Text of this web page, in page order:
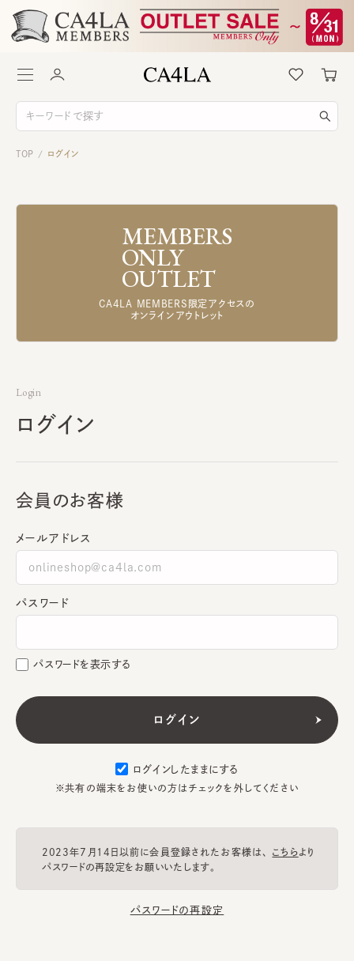
TOP / ログイン
MEMBERS
ONLY
OUTLET
CA4LA MEMBERS限定アクセスの
オンラインアウトレット
Login
ログイン
会員のお客様
メールアドレス
パスワード
パスワードを表示する
ログインしたままにする
※共有の端末をお使いの方はチェックを外してください
2023年7月14日以前に会員登録されたお客様は、 こちらより
パスワードの再設定をお願いいたします。
パスワードの再設定